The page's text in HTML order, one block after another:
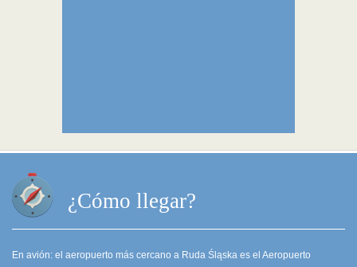
¿Cómo llegar?
En avión: el aeropuerto más cercano a Ruda Śląska es el Aeropuerto